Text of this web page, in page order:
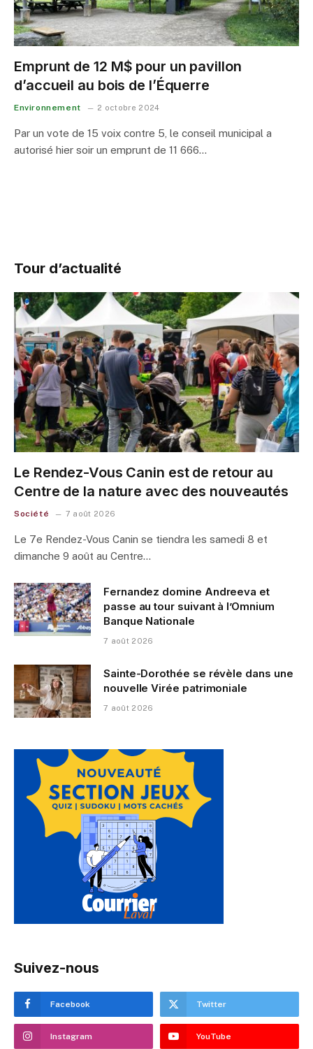
Emprunt de 12 M$ pour un pavillon
d’accueil au bois de l’Équerre
Environnement 2 octobre 2024
Par un vote de 15 voix contre 5, le conseil municipal a
autorisé hier soir un emprunt de 11 666…
Tour d’actualité
Le Rendez-Vous Canin est de retour au
Centre de la nature avec des nouveautés
Société 7 août 2026
Le 7e Rendez-Vous Canin se tiendra les samedi 8 et
dimanche 9 août au Centre…
Fernandez domine Andreeva et
passe au tour suivant à l’Omnium
Banque Nationale
7 août 2026
Sainte-Dorothée se révèle dans une
nouvelle Virée patrimoniale
7 août 2026
Suivez-nous
Facebook Twitter
Instagram YouTube